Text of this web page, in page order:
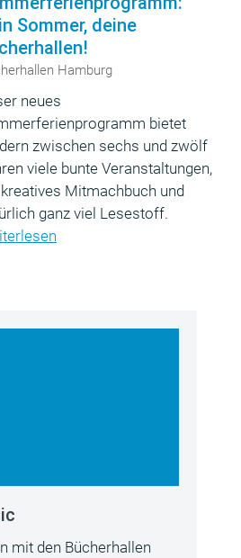
Sommer, deine
Hamburg
neues
bietet
zwischen sechs und zwölf
viele bunte Veranstaltungen,
Mitmachbuch und
ganz viel Lesestoff.
mit den Bücherhallen